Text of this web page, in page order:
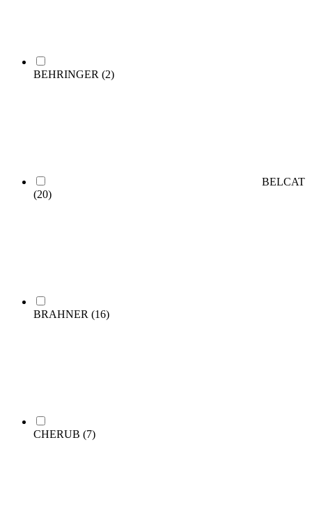
BEHRINGER (2)
BELCAT
(20)
BRAHNER (16)
CHERUB (7)